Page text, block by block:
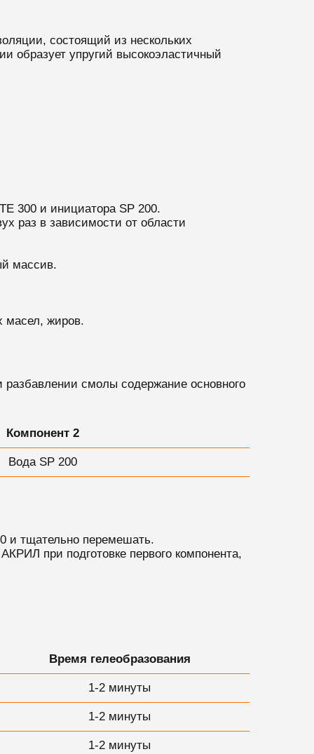
состоящий из нескольких
образует упругий высокоэластичный
300 и инициатора SP 200.
раз в зависимости от области
массив.
масел, жиров.
разбавлении смолы содержание основного
Компонент 2
Вода SР 200
и тщательно перемешать.
при подготовке первого компонента,
Время гелеобразования
1-2 минуты
1-2 минуты
1-2 минуты